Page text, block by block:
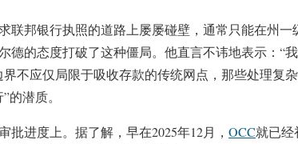
联邦银行执照的道路上屡屡碰壁，通常只能在州
德的态度打破了这种僵局。他直言不讳地表示：“
不应仅局限于吸收存款的传统网点，那些处理复
潜质。
进度上。据了解，早在2025年12月， OCC就已